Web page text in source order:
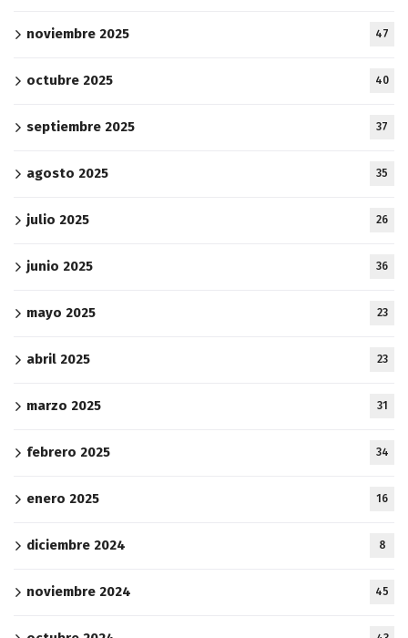
noviembre 2025 47
octubre 2025 40
septiembre 2025 37
agosto 2025 35
julio 2025 26
junio 2025 36
mayo 2025 23
abril 2025 23
marzo 2025 31
febrero 2025 34
enero 2025 16
diciembre 2024 8
noviembre 2024 45